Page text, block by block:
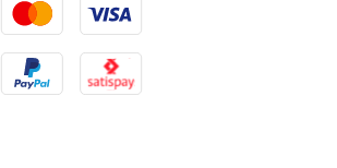
PayPal Satispay